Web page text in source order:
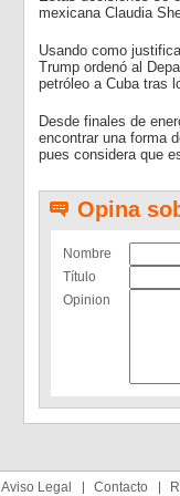
mexicana Claudia
Usando como
Trump ordenó al
petróleo a Cuba tras
Desde finales de
encontrar una forma
pues considera que
Opina
Nombre
Título
Opinion
Aviso Legal Contacto